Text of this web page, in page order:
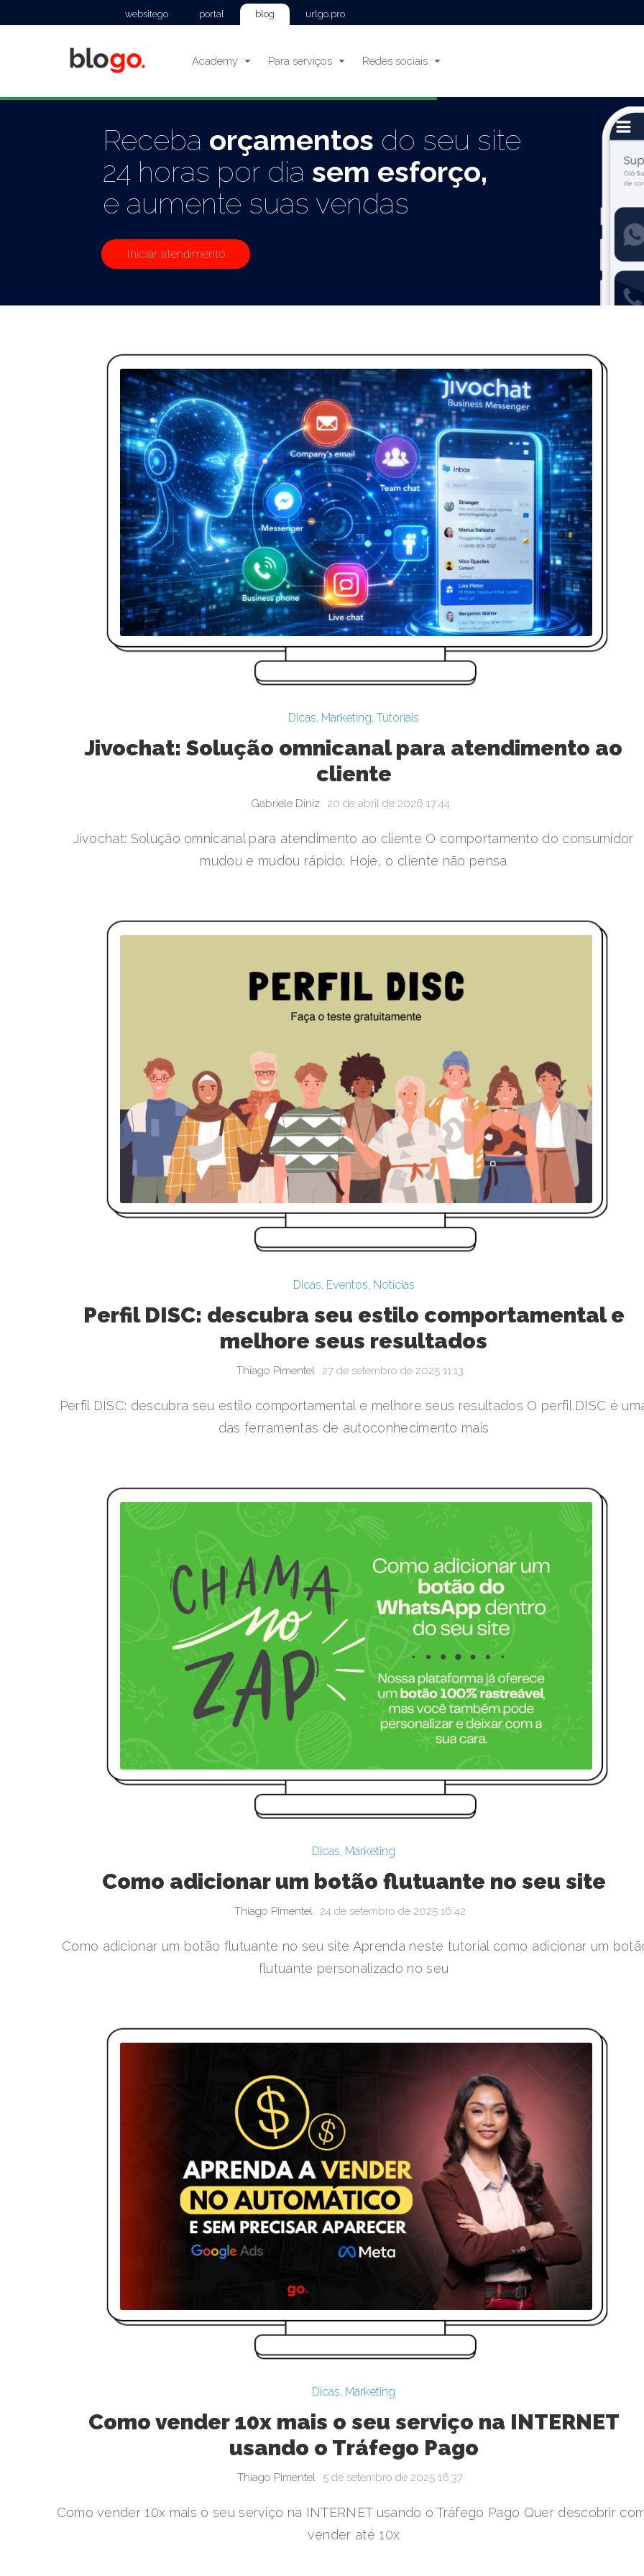
websitego portal blog urlgo.pro
Academy Para serviços Redes sociais
Receba orçamentos do seu site
24 horas por dia sem esforço,
e aumente suas vendas
Iniciar atendimento
Dicas, Marketing, Tutoriais
Jivochat: Solução omnicanal para atendimento ao
cliente
Gabriele Diniz 20 de abril de 2026 17:44
Jivochat: Solução omnicanal para atendimento ao cliente O comportamento do consumidor
mudou e mudou rápido. Hoje, o cliente não pensa
Dicas, Eventos, Notícias
Perfil DISC: descubra seu estilo comportamental e
melhore seus resultados
Thiago Pimentel 27 de setembro de 2025 11:13
Perfil DISC: descubra seu estilo comportamental e melhore seus resultados O perfil DISC é
das ferramentas de autoconhecimento mais
Dicas, Marketing
Como adicionar um botão flutuante no seu site
Thiago Pimentel 24 de setembro de 2025 16:42
Como adicionar um botão flutuante no seu site Aprenda neste tutorial como adicionar um
flutuante personalizado no seu
Dicas, Marketing
Como vender 10x mais o seu serviço na INTERNET
usando o Tráfego Pago
Thiago Pimentel 5 de setembro de 2025 16:37
Como vender 10x mais o seu serviço na INTERNET usando o Tráfego Pago Quer descobrir
vender até 10x